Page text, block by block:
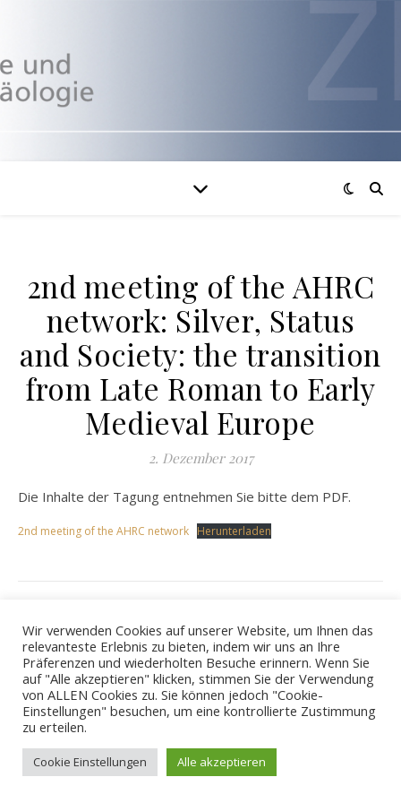
2nd meeting of the AHRC
network: Silver, Status
and Society: the transition
from Late Roman to Early
Medieval Europe
2. Dezember 2017
Die Inhalte der Tagung entnehmen Sie bitte dem PDF.
2nd meeting of the AHRC network Herunterladen
© 2026 - ZBSA
Impressum
Datenschutzerklärung
Wir verwenden Cookies auf unserer Website, um Ihnen das
relevanteste Erlebnis zu bieten, indem wir uns an Ihre
Präferenzen und wiederholten Besuche erinnern. Wenn Sie
auf "Alle akzeptieren" klicken, stimmen Sie der Verwendung
von ALLEN Cookies zu. Sie können jedoch "Cookie-
Einstellungen" besuchen, um eine kontrollierte Zustimmung
zu erteilen.
Cookie Einstellungen Alle akzeptieren